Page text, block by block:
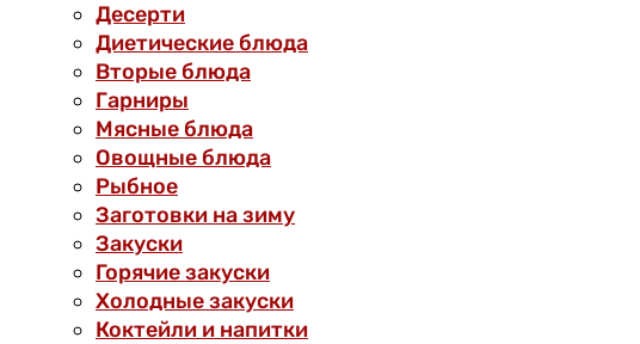
Десерти
Диетические блюда
Вторые блюда
Гарниры
Мясные блюда
Овощные блюда
Рыбное
Заготовки на зиму
Закуски
Горячие закуски
Холодные закуски
Коктейли и напитки